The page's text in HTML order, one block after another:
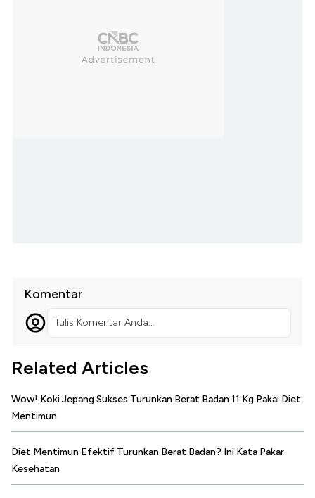
Komentar
Tulis Komentar Anda...
Related Articles
Wow! Koki Jepang Sukses Turunkan Berat Badan 11 Kg Pakai Diet
Mentimun
Diet Mentimun Efektif Turunkan Berat Badan? Ini Kata Pakar
Kesehatan